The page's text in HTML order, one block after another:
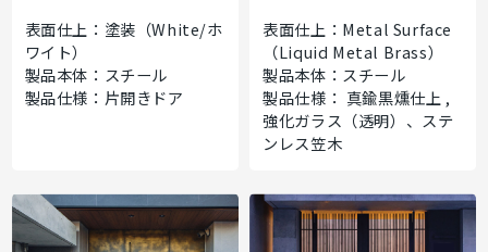
表面仕上：塗装（White/ホ
ワイト）
製品本体：スチール
製品仕様：片開きドア
表面仕上：Metal Surface
（Liquid Metal Brass）
製品本体：スチール
製品仕様： 真鍮黒燻仕上 ,
強化ガラス（透明）、ステ
ンレス笠木